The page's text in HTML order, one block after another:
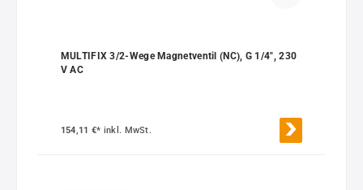
MULTIFIX 3/2-Wege Magnetventil (NC), G 1/4", 230
V AC
154,11 €* inkl. MwSt.